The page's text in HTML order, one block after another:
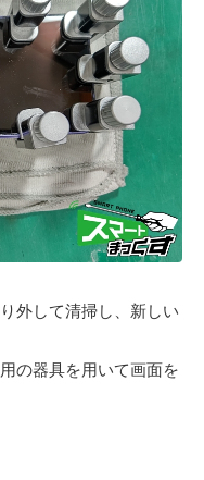
外して清掃し、新しい
の器具を用いて画面を